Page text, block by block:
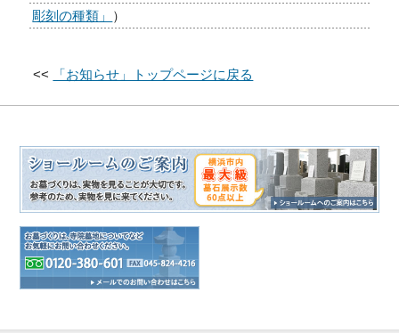
彫刻の種類」 ）
<< 「お知らせ」トップページに戻る